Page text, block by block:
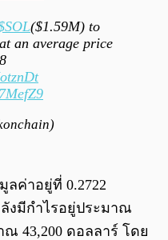
($1.59M) to
an average price
ลค่าอยู่ที่ 0.2722
งมีกำไรอยู่ประมาณ
43,200 ดอลลาร์ โดย